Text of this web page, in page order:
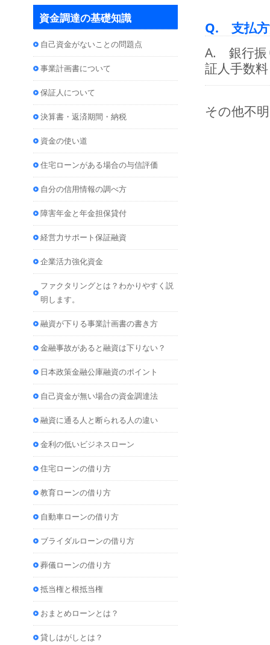
Q. 支払方
A. 銀行振
証人手数
その他不
資金調達の基礎知識
自己資金がないことの問題点
事業計画書について
保証人について
決算書・返済期間・納税
資金の使い道
住宅ローンがある場合の与信評価
自分の信用情報の調べ方
障害年金と年金担保貸付
経営力サポート保証融資
企業活力強化資金
ファクタリングとは？わかりやすく説
明します。
融資が下りる事業計画書の書き方
金融事故があると融資は下りない？
日本政策金融公庫融資のポイント
自己資金が無い場合の資金調達法
融資に通る人と断られる人の違い
金利の低いビジネスローン
住宅ローンの借り方
教育ローンの借り方
自動車ローンの借り方
ブライダルローンの借り方
葬儀ローンの借り方
抵当権と根抵当権
おまとめローンとは？
貸しはがしとは？